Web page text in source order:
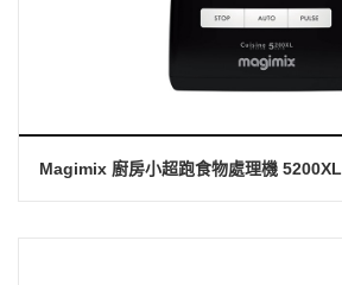
Magimix 廚房小超跑食物處理機 5200XL